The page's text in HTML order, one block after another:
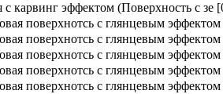
карвинг эффектом (Поверхность с зе
поверхнотсь с глянцевым эффектом
поверхнотсь с глянцевым эффектом
поверхнотсь с глянцевым эффектом
поверхнотсь с глянцевым эффектом
поверхнотсь с глянцевым эффектом